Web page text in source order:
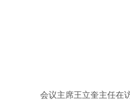
会议主席王立奎主任在